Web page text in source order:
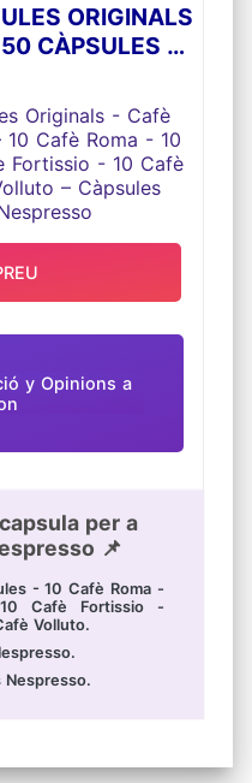
ORIGINALS
CÀPSULES –
FORTISSIO -
- 10 CAFÈ
y Opinions a
per a
📌
- 10 Cafè Roma -
Cafè Fortissio -
Volluto.
Nespresso.